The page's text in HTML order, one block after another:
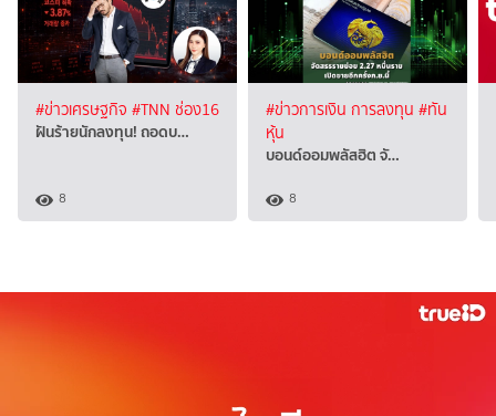
#ข่าวเศรษฐกิจ #TNN ช่อง16
ฝันร้ายนักลงทุน! ถอดบ…
8
#ข่าวการเงิน การลงทุน #ทัน
หุ้น
บอนด์ออมพลัสฮิต จั…
8